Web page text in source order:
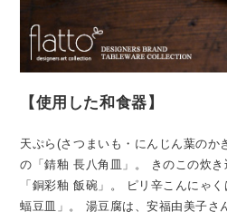
【使用した和食器】
天ぷら(さつまいも・にんじん葉のか
の「錆釉 長八角皿」。
きのこの炊
「銅彩釉 飯碗」。
ピリ辛こんにゃ
蝠豆皿」。
湯豆腐は、安福由美子さ